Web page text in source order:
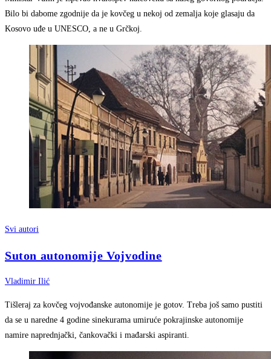
Bilo bi dabome zgodnije da je kovčeg u nekoj od zemalja koje glasaju da
Kosovo uđe u UNESCO, a ne u Grčkoj.
Svi autori
Suton autonomije Vojvodine
Vladimir Ilić
Tišleraj za kovčeg vojvođanske autonomije je gotov. Treba još samo pustiti
da se u naredne 4 godine sinekurama umiruće pokrajinske autonomije
namire naprednjački, čankovački i mađarski aspiranti.